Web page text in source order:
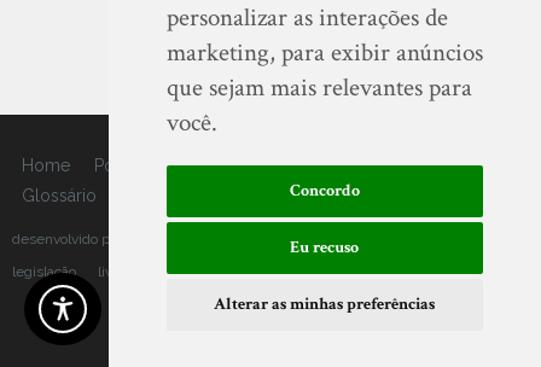
personalizar as interações de
marketing, para exibir anúncios
que sejam mais relevantes para
você.
Concordo
Eu recuso
Alterar as minhas preferências
Home Portfólio Soluções Serviços Sobre Nós
Blog
Glossário
desenvolvido por arkis política de privacidade
legislação
livro de reclamações